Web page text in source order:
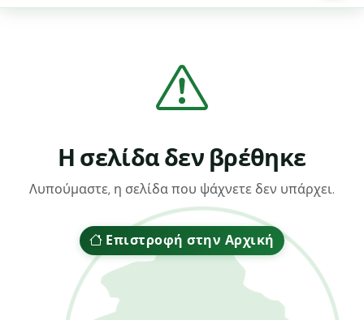
Η σελίδα δεν βρέθηκε
Λυπούμαστε, η σελίδα που ψάχνετε δεν υπάρχει.
Επιστροφή στην Αρχική